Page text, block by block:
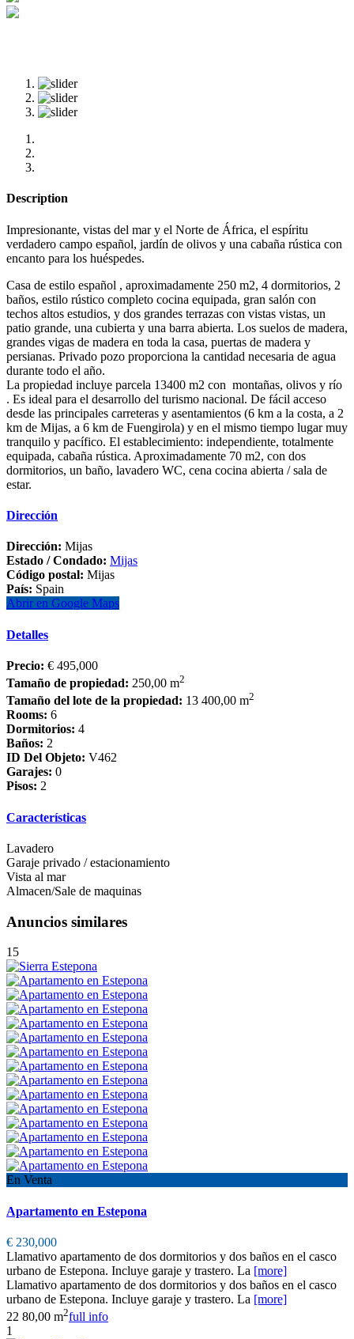
Description
Impresionante, vistas del mar y el Norte de África, el espíritu
verdadero campo español, jardín de olivos y una cabaña rústica con
encanto para los huéspedes.
Casa de estilo español , aproximadamente 250 m2, 4 dormitorios, 2
baños, estilo rústico completo cocina equipada, gran salón con
techos altos estudios, y dos grandes terrazas con vistas vistas, un
patio grande, una cubierta y una barra abierta. Los suelos de madera,
grandes vigas de madera en toda la casa, puertas de madera y
persianas. Privado pozo proporciona la cantidad necesaria de agua
durante todo el año.
La propiedad incluye parcela 13400 m2 con montañas, olivos y río
. Es ideal para el desarrollo del turismo nacional. De fácil acceso
desde las principales carreteras y asentamientos (6 km a la costa, a 2
km de Mijas, a 6 km de Fuengirola) y en el mismo tiempo lugar muy
tranquilo y pacífico. El establecimiento: independiente, totalmente
equipada, cabaña rústica. Aproximadamente 70 m2, con dos
dormitorios, un baño, lavadero WC, cena cocina abierta / sala de
estar.
Dirección
Dirección: Mijas
Estado / Condado: Mijas
Código postal: Mijas
País: Spain
Abrir en Google Maps
Detalles
Precio: € 495,000
Tamaño de propiedad: 250,00 m2
Tamaño del lote de la propiedad: 13 400,00 m2
Rooms: 6
Dormitorios: 4
Baños: 2
ID Del Objeto: V462
Garajes: 0
Pisos: 2
Características
Lavadero
Garaje privado / estacionamiento
Vista al mar
Almacen/Sale de maquinas
Anuncios similares
15
En Venta
Apartamento en Estepona
€ 230,000
Llamativo apartamento de dos dormitorios y dos baños en el casco
urbano de Estepona. Incluye garaje y trastero. La [more]
Llamativo apartamento de dos dormitorios y dos baños en el casco
urbano de Estepona. Incluye garaje y trastero. La [more]
22 80,00 m2full info
1